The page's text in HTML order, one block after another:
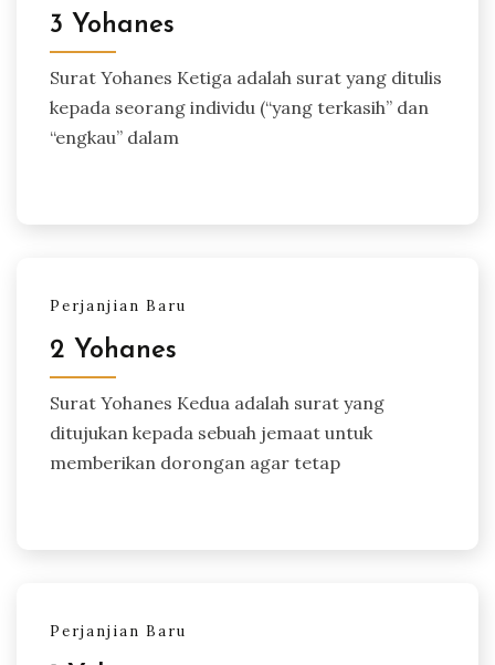
3 Yohanes
Surat Yohanes Ketiga adalah surat yang ditulis
kepada seorang individu (“yang terkasih” dan
“engkau” dalam
Perjanjian Baru
2 Yohanes
Surat Yohanes Kedua adalah surat yang
ditujukan kepada sebuah jemaat untuk
memberikan dorongan agar tetap
Perjanjian Baru